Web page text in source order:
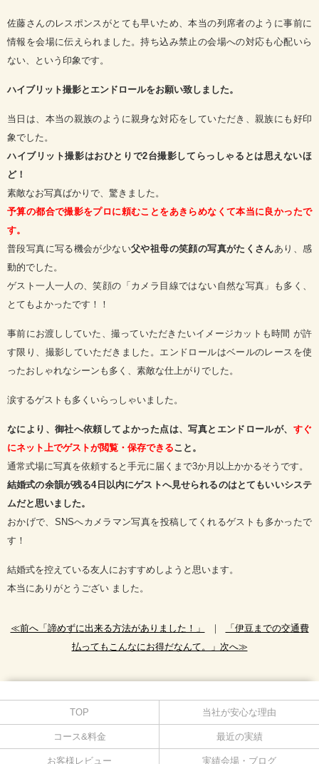
佐藤さんのレスポンスがとても早いため、本当の列席者のように事前に
情報を会場に伝えられました。持ち込み禁止の会場への対応も心配いら
ない、という印象です。
ハイブリット撮影とエンドロールをお願い致しました。
当日は、本当の親族のように親身な対応をしていただき、親族にも好印
象でした。
ハイブリット撮影はおひとりで2台撮影してらっしゃるとは思えないほ
ど！
素敵なお写真ばかりで、驚きました。
予算の都合で撮影をプロに頼むことをあきらめなくて本当に良かったで
す。
普段写真に写る機会が少ない父や祖母の笑顔の写真がたくさんあり、感
動的でした。
ゲスト一人一人の、笑顔の「カメラ目線ではない自然な写真」も多く、
とてもよかったです！！
事前にお渡ししていた、撮っていただきたいイメージカットも時間 が許
す限り、撮影していただきました。エンドロールはベールのレースを使
ったおしゃれなシーンも多く、素敵な仕上がりでした。
涙するゲストも多くいらっしゃいました。
なにより、御社へ依頼してよかった点は、写真とエンドロールが、 すぐ
にネット上でゲストが閲覧・保存できること。
通常式場に写真を依頼すると手元に届くまで3か月以上かかるそうです。
結婚式の余韻が残る4日以内にゲストへ見せられるのはとてもいいシステ
ムだと思いました。
おかげで、SNSへカメラマン写真を投稿してくれるゲストも多かったで
す！
結婚式を控えている友人におすすめしようと思います。
本当にありがとうござい ました。
≪前へ「諦めずに出来る方法がありました！」 ｜
「伊豆までの交通費
払ってもこんなにお得だなんて。」次へ≫
TOP 当社が安心な理由
コース&料金 最近の実績
お客様レビュー 実績会場・ブログ